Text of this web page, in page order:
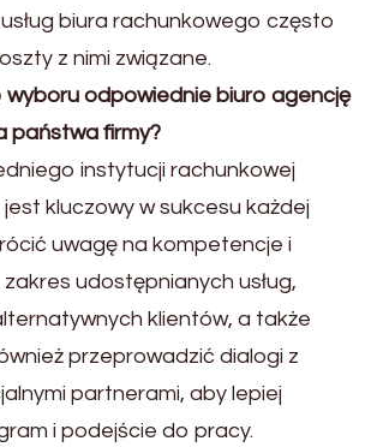
biura rachunkowego często
z nimi związane.
odpowiednie biuro agencję
państwa firmy?
instytucji rachunkowej
kluczowy w sukcesu każdej
uwagę na kompetencje i
udostępnianych usług,
klientów, a także
przeprowadzić dialogi z
partnerami, aby lepiej
i podejście do pracy.